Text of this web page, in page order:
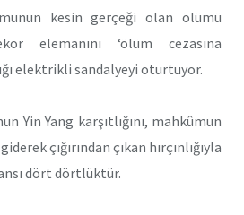
kesin gerçeği olan ölümü
elemanını ‘ölüm cezasına
elektrikli sandalyeyi oturtuyor.
Yin Yang karşıtlığını, mahkûmun
çığırından çıkan hırçınlığıyla
dört dörtlüktür.